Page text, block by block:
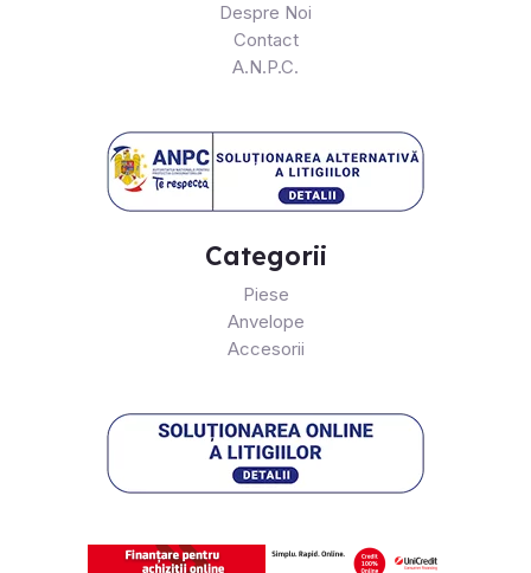
Despre Noi
Contact
A.N.P.C.
Categorii
Piese
Anvelope
Accesorii